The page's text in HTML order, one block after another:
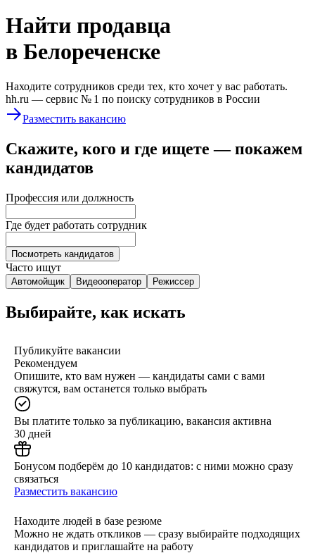
Найти продавца
в Белореченске
Находите сотрудников среди тех, кто хочет у вас работать.
hh.ru — сервис № 1 по поиску сотрудников в России
Разместить вакансию
Скажите, кого и где ищете — покажем
кандидатов
Профессия или должность
Где будет работать сотрудник
Посмотреть кандидатов
Часто ищут
Автомойщик Видеооператор Режиссер
Выбирайте, как искать
Публикуйте вакансии
Рекомендуем
Опишите, кто вам нужен — кандидаты сами с вами
свяжутся, вам останется только выбрать
Вы платите только за публикацию, вакансия активна
30 дней
Бонусом подберём до 10 кандидатов: с ними можно сразу
связаться
Разместить вакансию
Находите людей в базе резюме
Можно не ждать откликов — сразу выбирайте подходящих
кандидатов и приглашайте на работу